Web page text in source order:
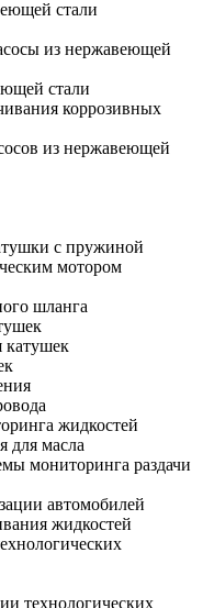
стали
из нержавеющей
стали
коррозивных
из нержавеющей
с пружиной
мотором
шланга
катушек
жидкостей
для масла
мониторинга раздачи
автомобилей
жидкостей
технологических